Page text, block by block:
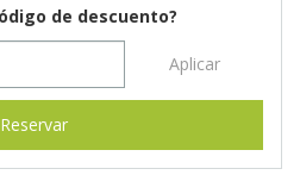
de descuento?
Aplicar
Reservar